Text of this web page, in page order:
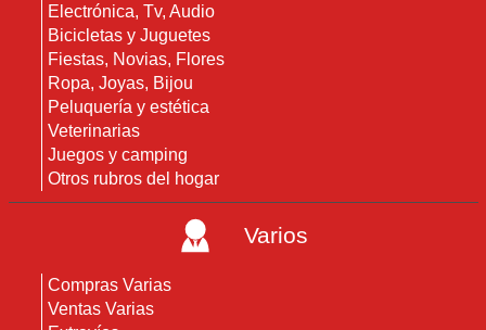
Electrónica, Tv, Audio
Bicicletas y Juguetes
Fiestas, Novias, Flores
Ropa, Joyas, Bijou
Peluquería y estética
Veterinarias
Juegos y camping
Otros rubros del hogar
Varios
Compras Varias
Ventas Varias